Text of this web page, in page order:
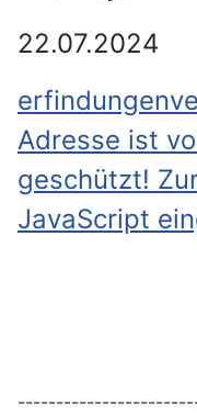
22.07.2024
Adresse ist
geschützt!
JavaScript